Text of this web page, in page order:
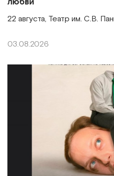
22 августа, Театр им. С.В.
03.08.2026